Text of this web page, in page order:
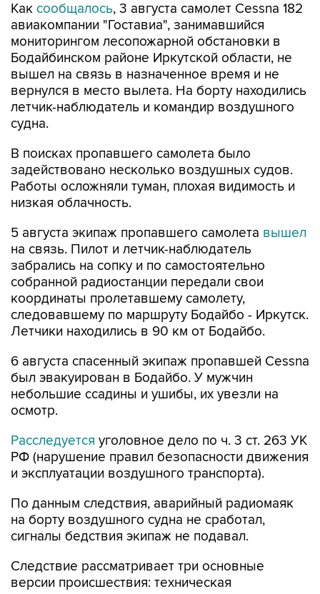
Как сообщалось, 3 августа самолет Cessna 182
авиакомпании "Гоставиа", занимавшийся
мониторингом лесопожарной обстановки в
Бодайбинском районе Иркутской области, не
вышел на связь в назначенное время и не
вернулся в место вылета. На борту находились
летчик-наблюдатель и командир воздушного
судна.
В поисках пропавшего самолета было
задействовано несколько воздушных судов.
Работы осложняли туман, плохая видимость и
низкая облачность.
5 августа экипаж пропавшего самолета вышел
на связь. Пилот и летчик-наблюдатель
забрались на сопку и по самостоятельно
собранной радиостанции передали свои
координаты пролетавшему самолету,
следовавшему по маршруту Бодайбо - Иркутск.
Летчики находились в 90 км от Бодайбо.
6 августа спасенный экипаж пропавшей Cessna
был эвакуирован в Бодайбо. У мужчин
небольшие ссадины и ушибы, их увезли на
осмотр.
Расследуется уголовное дело по ч. 3 ст. 263 УК
РФ (нарушение правил безопасности движения
и эксплуатации воздушного транспорта).
По данным следствия, аварийный радиомаяк
на борту воздушного судна не сработал,
сигналы бедствия экипаж не подавал.
Следствие рассматривает три основные
версии происшествия: техническая